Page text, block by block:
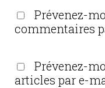
Prévenez-
commentaires
Prévenez-
articles par e-